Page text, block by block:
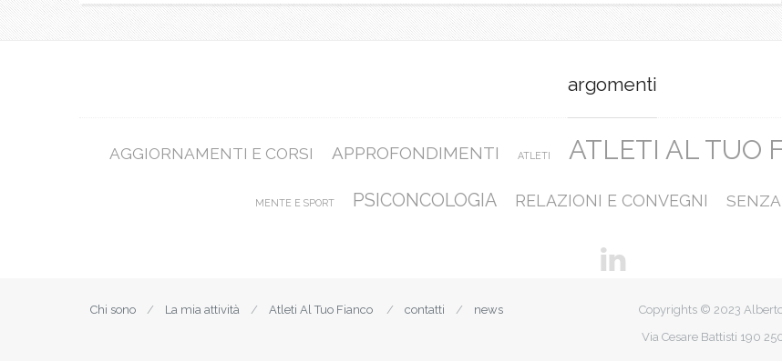
argomenti
AGGIORNAMENTI E CORSI APPROFONDIMENTI ATLETI ATLETI AL TUO
MENTE E SPORT PSICONCOLOGIA RELAZIONI E CONVEGNI
Chi sono La mia attività Atleti Al Tuo Fianco contatti news
Copyrights © 2023
Via Cesare Battisti 190